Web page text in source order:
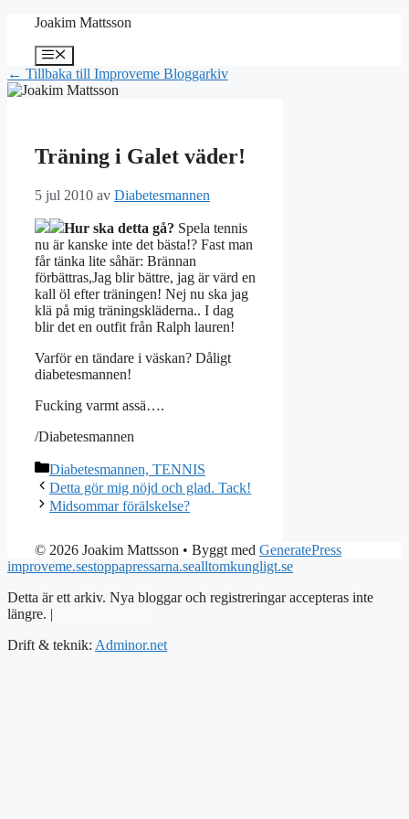
Hoppa
innehåll
Joakim Mattsson
Meny
← Tillbaka till Improveme Bloggarkiv
Träning i Galet väder!
5 jul 2010 av Diabetesmannen
Hur ska detta gå? Spela tennis
nu är kanske inte det bästa!? Fast man
får tänka lite såhär: Brännan
förbättras,Jag blir bättre, jag är värd en
kall öl efter träningen! Nej nu ska jag
klä på mig träningskläderna.. I dag
blir det en outfit från Ralph lauren!
Varför en tändare i väskan? Dåligt
diabetesmannen!
Fucking varmt assä….
/Diabetesmannen
Kategorier
Diabetesmannen, TENNIS
Detta gör mig nöjd och glad. Tack!
Midsommar förälskelse?
© 2026 Joakim Mattsson • Byggt med GeneratePress
improveme.sestoppapressarna.sealltomkungligt.se
Detta är ett arkiv. Nya bloggar och registreringar accepteras inte
längre. |
Drift & teknik: Adminor.net